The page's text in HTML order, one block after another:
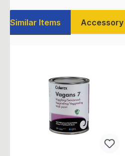
Similar Items Accessory